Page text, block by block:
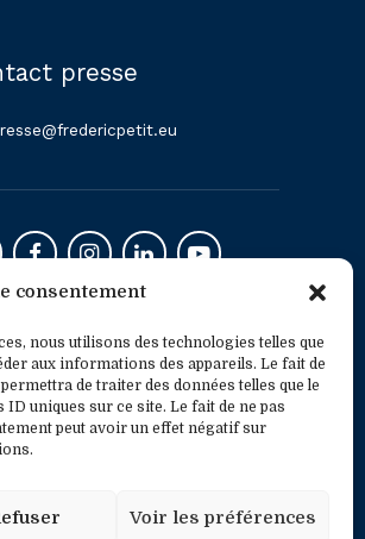
consentement
nous utilisons des technologies telles que
aux informations des appareils. Le fait de
de traiter des données telles que le
uniques sur ce site. Le fait de ne pas
peut avoir un effet négatif sur
Voir les préférences
presse
légales